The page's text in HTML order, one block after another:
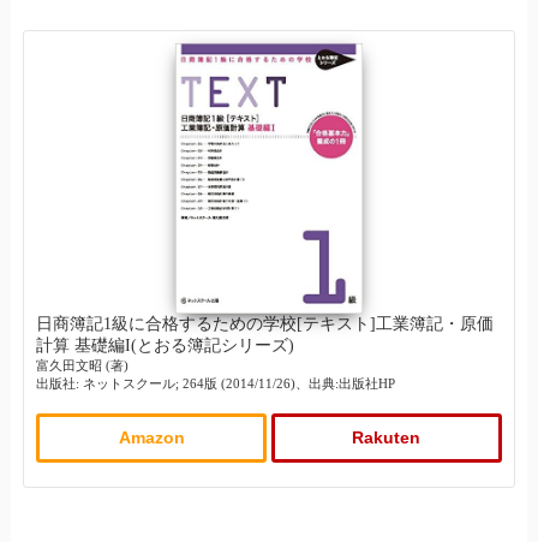
日商簿記1級に合格するための学校[テキスト]工業簿記・原価
計算 基礎編I(とおる簿記シリーズ)
富久田文昭 (著)
出版社: ネットスクール; 264版 (2014/11/26)、出典:出版社HP
Amazon Rakuten